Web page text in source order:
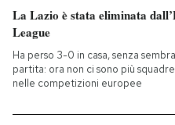
Scienza
Cultura
Economia
Sport
La Lazio è stata eliminata
League
Ha perso 3-0 in casa, senza
partita: ora non ci sono più
nelle competizioni europee